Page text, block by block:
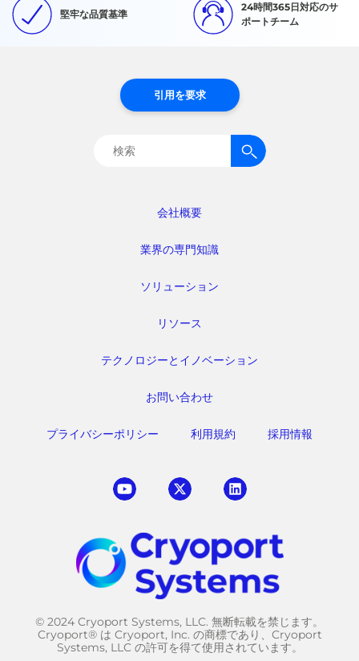
堅牢な品質基準
24時間365日対応のサ
ポートチーム
会社概要
業界の専門知識
ソリューション
リソース
テクノロジーとイノベーション
お問い合わせ
プライバシーポリシー 利用規約 採用情報
引用を要求
検
© 2024 Cryoport Systems, LLC. 無断転載を禁じます。
Cryoport® は Cryoport, Inc. の商標であり、Cryoport
Systems, LLC の許可を得て使用されています。